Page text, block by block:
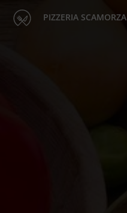
PIZZERIA SCAMORZA